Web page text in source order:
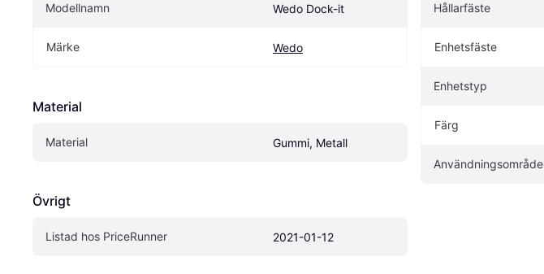
Modellnamn Wedo Dock-it
Märke Wedo
Material
Material Gummi, Metall
Övrigt
Listad hos PriceRunner 2021-01-12
Hållarfäste
Enhetsfäste
Enhetstyp
Färg
Användningsområde